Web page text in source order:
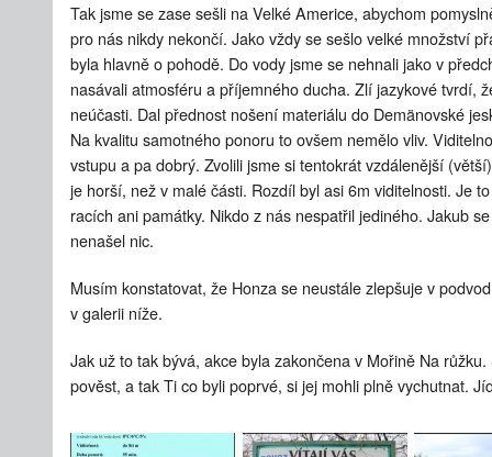
Tak jsme se zase sešli na Velké Americe, abychom
pro nás nikdy nekončí. Jako vždy se sešlo velké množství
byla hlavně o pohodě. Do vody jsme se nehnali jako v
nasávali atmosféru a příjemného ducha. Zlí jazykové tvrdí,
neúčasti. Dal přednost nošení materiálu do Demänovské
Na kvalitu samotného ponoru to ovšem nemělo vliv.
vstupu a pa dobrý. Zvolili jsme si tentokrát vzdálenější
je horší, než v malé části. Rozdíl byl asi 6m viditelnosti. Je
racích ani památky. Nikdo z nás nespatřil jediného. Jakub
nenašel nic.
Musím konstatovat, že Honza se neustále zlepšuje v
v galerii níže.
Jak už to tak bývá, akce byla zakončena v Mořině Na
pověst, a tak Ti co byli poprvé, si jej mohli plně vychutnat.